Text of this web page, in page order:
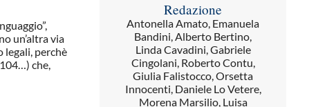
un’altra via
legali, perchè
che,
Redazione
Antonella Amato, Emanuela
Bandini, Alberto Bertino,
Linda Cavadini, Gabriele
Cingolani, Roberto Contu,
Giulia Falistocco, Orsetta
Innocenti, Daniele Lo Vetere,
Morena Marsilio, Luisa